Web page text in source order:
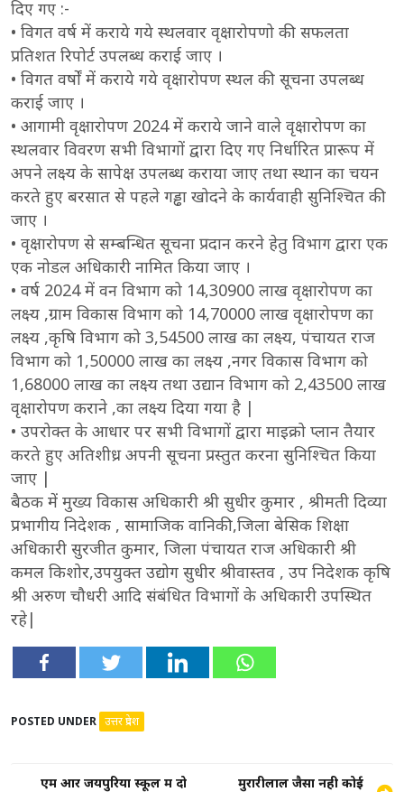
दिए गए :-
• विगत वर्ष में कराये गये स्थलवार वृक्षारोपणो की सफलता
प्रतिशत रिपोर्ट उपलब्ध कराई जाए ।
• विगत वर्षों में कराये गये वृक्षारोपण स्थल की सूचना उपलब्ध
कराई जाए ।
• आगामी वृक्षारोपण 2024 में कराये जाने वाले वृक्षारोपण का
स्थलवार विवरण सभी विभागों द्वारा दिए गए निर्धारित प्रारूप में
अपने लक्ष्य के सापेक्ष उपलब्ध कराया जाए तथा स्थान का चयन
करते हुए बरसात से पहले गड्ढा खोदने के कार्यवाही सुनिश्चित की
जाए ।
• वृक्षारोपण से सम्बन्धित सूचना प्रदान करने हेतु विभाग द्वारा एक
एक नोडल अधिकारी नामित किया जाए ।
• वर्ष 2024 में वन विभाग को 14,30900 लाख वृक्षारोपण का
लक्ष्य ,ग्राम विकास विभाग को 14,70000 लाख वृक्षारोपण का
लक्ष्य ,कृषि विभाग को 3,54500 लाख का लक्ष्य, पंचायत राज
विभाग को 1,50000 लाख का लक्ष्य ,नगर विकास विभाग को
1,68000 लाख का लक्ष्य तथा उद्यान विभाग को 2,43500 लाख
वृक्षारोपण कराने ,का लक्ष्य दिया गया है |
• उपरोक्त के आधार पर सभी विभागों द्वारा माइक्रो प्लान तैयार
करते हुए अतिशीध्र अपनी सूचना प्रस्तुत करना सुनिश्चित किया
जाए |
बैठक में मुख्य विकास अधिकारी श्री सुधीर कुमार , श्रीमती दिव्या
प्रभागीय निदेशक , सामाजिक वानिकी,जिला बेसिक शिक्षा
अधिकारी सुरजीत कुमार, जिला पंचायत राज अधिकारी श्री
कमल किशोर,उपयुक्त उद्योग सुधीर श्रीवास्तव , उप निदेशक कृषि
श्री अरुण चौधरी आदि संबंधित विभागों के अधिकारी उपस्थित
रहे|
POSTED UNDER उत्तर प्रदेश
एम आर जयपुरिया स्कूल में दो
मुरारीलाल जैसा नही कोई